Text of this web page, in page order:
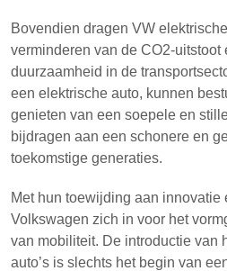
Bovendien dragen VW
verminderen van de CO2-uitstoot
duurzaamheid in de
een elektrische auto, kunnen
genieten van een soepele en
bijdragen aan een schonere en
toekomstige generaties.
Met hun toewijding aan innovatie
Volkswagen zich in voor het
van mobiliteit. De introductie van
auto’s is slechts het begin van